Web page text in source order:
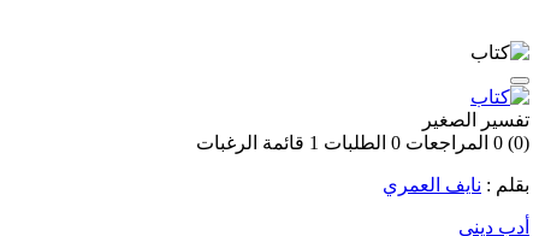
تفسير الصغير
(0)
0 المراجعات 0 الطلبات 1 قائمة الرغبات
بقلم : نايف العمري
أدب ديني